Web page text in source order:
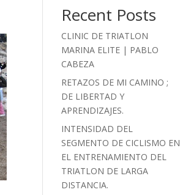
Recent Posts
CLINIC DE TRIATLON
MARINA ELITE | PABLO
CABEZA
RETAZOS DE MI CAMINO ;
DE LIBERTAD Y
APRENDIZAJES.
INTENSIDAD DEL
SEGMENTO DE CICLISMO EN
EL ENTRENAMIENTO DEL
TRIATLON DE LARGA
DISTANCIA.